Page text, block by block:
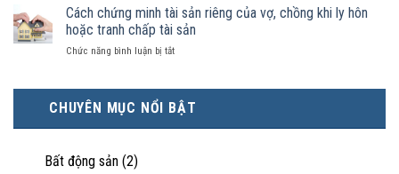
là
hôn
tài
sản
như
nào?
kinh
tế
hơn
trực
tiếp
nuôi
ly
hôn
khi
hôn
hạnh
phúc:
Góc
Cách chứng minh tài sản riêng của vợ, chồng khi ly hôn
hoặc tranh chấp tài sản
Chức năng bình luận bị tắtở
tài
sản
CHUYÊN MỤC NỔI BẬT
Bất động sản (2)